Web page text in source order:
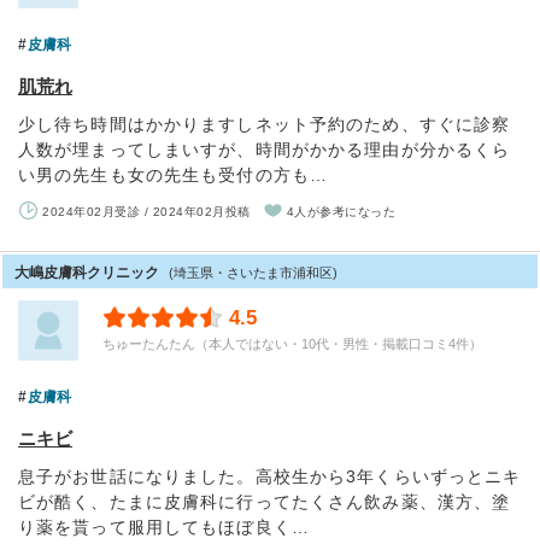
皮膚科
肌荒れ
少し待ち時間はかかりますしネット予約のため、すぐに診察
人数が埋まってしまいすが、時間がかかる理由が分かるくら
い男の先生も女の先生も受付の方も…
2024年02月受診 / 2024年02月投稿 4人が参考になった
大嶋皮膚科クリニック (埼玉県・さいたま市浦和区)
4.5
ちゅーたんたん（本人ではない・10代・男性・掲載口コミ4件）
皮膚科
ニキビ
息子がお世話になりました。高校生から3年くらいずっとニキ
ビが酷く、たまに皮膚科に行ってたくさん飲み薬、漢方、塗
り薬を貰って服用してもほぼ良く…